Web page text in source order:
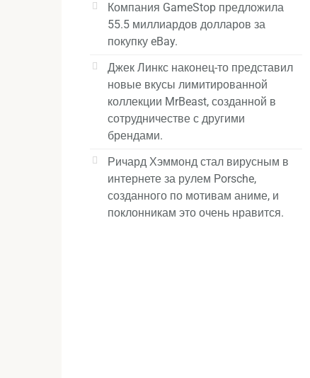
Компания GameStop предложила
55.5 миллиардов долларов за
покупку eBay.
Джек Линкс наконец-то представил
новые вкусы лимитированной
коллекции MrBeast, созданной в
сотрудничестве с другими
брендами.
Ричард Хэммонд стал вирусным в
интернете за рулем Porsche,
созданного по мотивам аниме, и
поклонникам это очень нравится.